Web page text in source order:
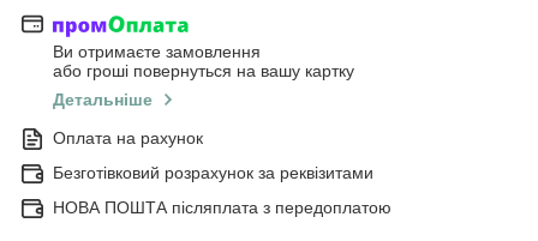
Ви отримаєте замовлення
або гроші повернуться на вашу картку
Детальніше
Оплата на рахунок
Безготівковий розрахунок за реквізитами
НОВА ПОШТА післяплата з передоплатою